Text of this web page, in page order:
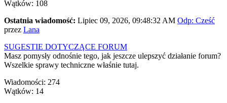
Wątków: 108
Ostatnia wiadomość: Lipiec 09, 2026, 09:48:32 AM Odp: Cześć
przez Lana
SUGESTIE DOTYCZĄCE FORUM
Masz pomysły odnośnie tego, jak jeszcze ulepszyć działanie forum?
Wszelkie sprawy techniczne właśnie tutaj.
Wiadomości: 274
Wątków: 14